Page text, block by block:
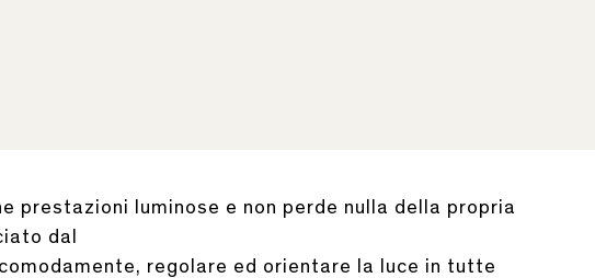
prestazioni luminose e non perde nulla della propria
dal
regolare ed orientare la luce in tutte